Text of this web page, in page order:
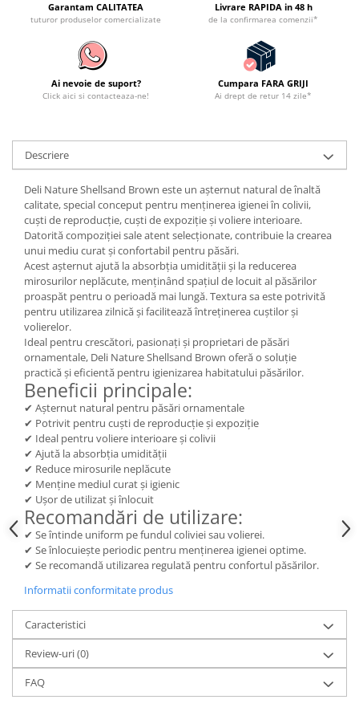
Garantam CALITATEA
tuturor produselor comercializate
Livrare RAPIDA in 48 h
de la confirmarea comenzii*
Ai nevoie de suport?
Click aici si contacteaza-ne!
Cumpara FARA GRIJI
Ai drept de retur 14 zile*
Descriere
Deli Nature Shellsand Brown este un așternut natural de înaltă
calitate, special conceput pentru menținerea igienei în colivii,
cuști de reproducție, cuști de expoziție și voliere interioare.
Datorită compoziției sale atent selecționate, contribuie la crearea
unui mediu curat și confortabil pentru păsări.
Acest așternut ajută la absorbția umidității și la reducerea
mirosurilor neplăcute, menținând spațiul de locuit al păsărilor
proaspăt pentru o perioadă mai lungă. Textura sa este potrivită
pentru utilizarea zilnică și facilitează întreținerea cuștilor și
volierelor.
Ideal pentru crescători, pasionați și proprietari de păsări
ornamentale, Deli Nature Shellsand Brown oferă o soluție
practică și eficientă pentru igienizarea habitatului păsărilor.
Beneficii principale:
✔ Așternut natural pentru păsări ornamentale
✔ Potrivit pentru cuști de reproducție și expoziție
✔ Ideal pentru voliere interioare și colivii
✔ Ajută la absorbția umidității
✔ Reduce mirosurile neplăcute
✔ Menține mediul curat și igienic
✔ Ușor de utilizat și înlocuit
Recomandări de utilizare:
✔ Se întinde uniform pe fundul coliviei sau volierei.
✔ Se înlocuiește periodic pentru menținerea igienei optime.
✔ Se recomandă utilizarea regulată pentru confortul păsărilor.
Informatii conformitate produs
Caracteristici
Review-uri(0)
FAQ